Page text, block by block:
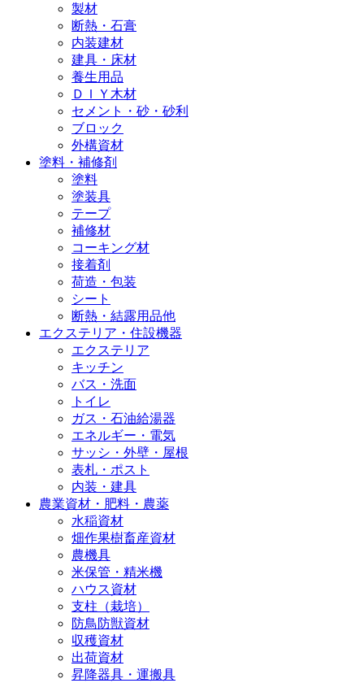
製材
断熱・石膏
内装建材
建具・床材
養生用品
ＤＩＹ木材
セメント・砂・砂利
ブロック
外構資材
塗料・補修剤
塗料
塗装具
テープ
補修材
コーキング材
接着剤
荷造・包装
シート
断熱・結露用品他
エクステリア・住設機器
エクステリア
キッチン
バス・洗面
トイレ
ガス・石油給湯器
エネルギー・電気
サッシ・外壁・屋根
表札・ポスト
内装・建具
農業資材・肥料・農薬
水稲資材
畑作果樹畜産資材
農機具
米保管・精米機
ハウス資材
支柱（栽培）
防鳥防獣資材
収穫資材
出荷資材
昇降器具・運搬具